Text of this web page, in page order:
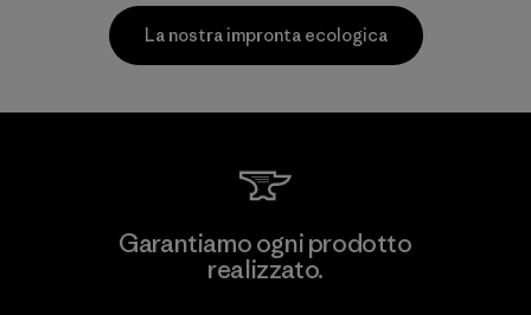
Allied Feather and Down Corp.
La nostra impronta ecologica
Garantiamo ogni prodotto
realizzato.